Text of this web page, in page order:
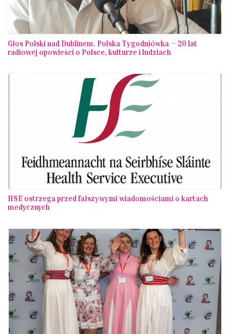
Głos Polski nad Dublinem. Polska Tygodniówka — 20 lat
radiowej opowieści o Polsce, kulturze i ludziach
HSE ostrzega przed fałszywymi wiadomościami o kartach
medycznych